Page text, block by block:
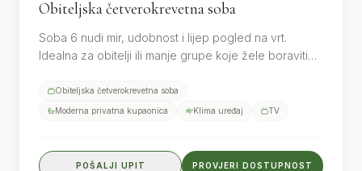
Obiteljska četverokrevetna soba
Soba 6 nudi mir, udobnost i lijep pogled na vrt.
Idealna za obitelji ili manje grupe koje žele boraviti
Obiteljska četverokrevetna soba
Moderna privatna kupaonica Klima uređaj TV
POŠALJI UPIT PROVJERI DOSTUPNOST